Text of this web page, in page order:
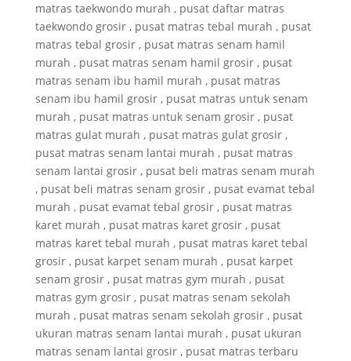
matras taekwondo murah , pusat daftar matras
taekwondo grosir , pusat matras tebal murah , pusat
matras tebal grosir , pusat matras senam hamil
murah , pusat matras senam hamil grosir , pusat
matras senam ibu hamil murah , pusat matras
senam ibu hamil grosir , pusat matras untuk senam
murah , pusat matras untuk senam grosir , pusat
matras gulat murah , pusat matras gulat grosir ,
pusat matras senam lantai murah , pusat matras
senam lantai grosir , pusat beli matras senam murah
, pusat beli matras senam grosir , pusat evamat tebal
murah , pusat evamat tebal grosir , pusat matras
karet murah , pusat matras karet grosir , pusat
matras karet tebal murah , pusat matras karet tebal
grosir , pusat karpet senam murah , pusat karpet
senam grosir , pusat matras gym murah , pusat
matras gym grosir , pusat matras senam sekolah
murah , pusat matras senam sekolah grosir , pusat
ukuran matras senam lantai murah , pusat ukuran
matras senam lantai grosir , pusat matras terbaru